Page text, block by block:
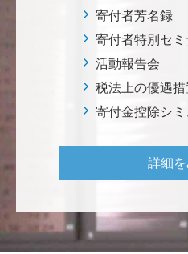
リベラルアーツとしての経
さい。 <経済学研究科・経
紺野 邦昭
世界のISAKI」を実現し、
ス・プロジェクト（三崎臨
穴吹 善範
昨春に開催された小石川植
寄付者芳名録
寄付者特別セミ
活動報告会
税法上の優遇措
寄付金控除シ
詳細を